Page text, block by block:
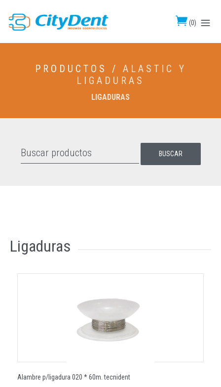
(0)
PRODUCTOS / ALASTIC Y
LIGADURAS
LIGADURAS
Ligaduras
Alambre p/ligadura 020 * 60m. tecnident